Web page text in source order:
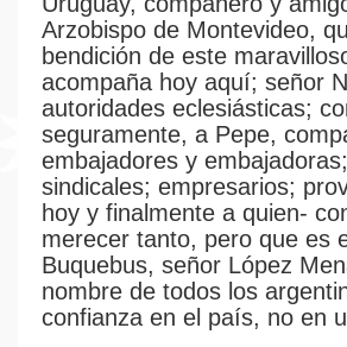
Arzobispo de Montevideo,
bendición de este
acompaña hoy aquí; señor
autoridades eclesiásticas;
seguramente, a Pepe,
embajadores y
sindicales; empresarios;
hoy y finalmente a quien-
merecer tanto, pero que es
Buquebus, señor López
nombre de todos los
confianza en el país, no en